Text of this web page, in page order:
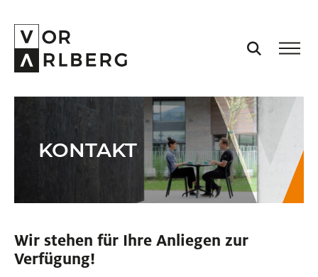
VORARLBERG
PODCASTS
KONTAKT
Wir stehen für Ihre Anliegen zur
Verfügung!